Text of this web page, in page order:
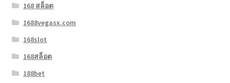
168 สล็อต
1688vegasx.com
168slot
168สล็อต
188bet